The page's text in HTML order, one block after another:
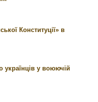
Конституції» в
українців у воюючій